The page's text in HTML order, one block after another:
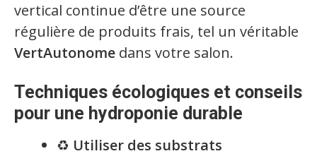
vertical continue d’être une source
régulière de produits frais, tel un véritable
VertAutonome dans votre salon.
Techniques écologiques et conseils
pour une hydroponie durable
♻️ Utiliser des substrats